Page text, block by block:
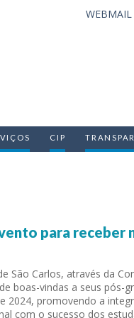
CIP
para receber
São Carlos, através da
boas-vindas a seus pós-
2024, promovendo a
com o sucesso dos